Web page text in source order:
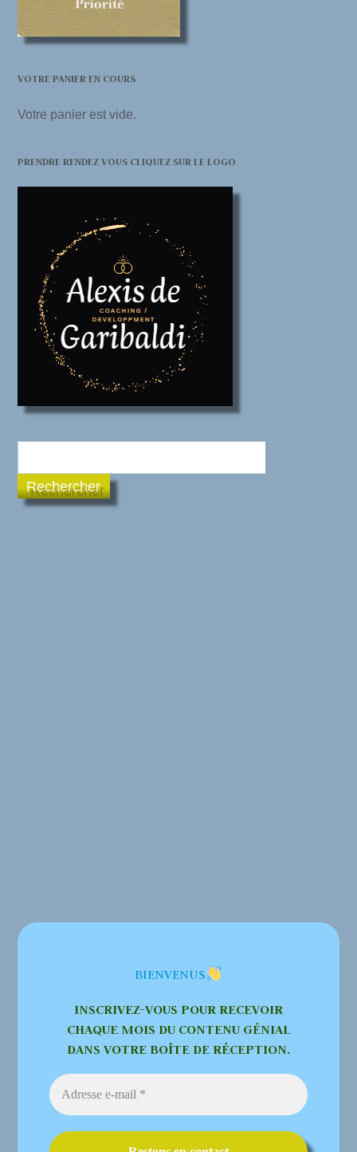
VOTRE PANIER EN COURS
Votre panier est vide.
PRENDRE RENDEZ VOUS CLIQUEZ SUR LE LOGO
Rechercher
BIENVENUS
INSCRIVEZ-VOUS POUR RECEVOIR
CHAQUE MOIS DU CONTENU GÉNIAL
DANS VOTRE BOÎTE DE RÉCEPTION.